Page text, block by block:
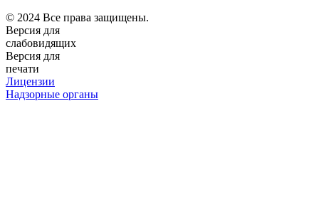
© 2024 Все права защищены.
Версия для
слабовидящих
Версия для
печати
Лицензии
Надзорные органы